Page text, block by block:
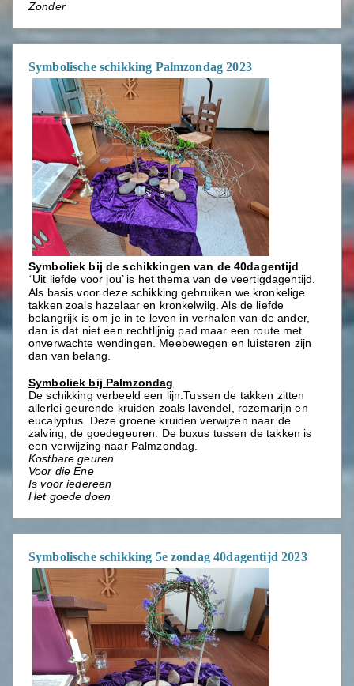
Zonder
Symbolische schikking Palmzondag 2023
Symboliek bij de schikkingen van de 40dagentijd
‘Uit liefde voor jou’ is het thema van de veertigdagentijd.
Als basis voor deze schikking gebruiken we kronkelige
takken zoals hazelaar en kronkelwilg. Als de liefde
belangrijk is om je in te leven in verhalen van de ander,
dan is dat niet een rechtlijnig pad maar een route met
onverwachte wendingen. Meebewegen en luisteren zijn
dan van belang.
Symboliek bij Palmzondag
De schikking verbeeld een lijn.Tussen de takken zitten
allerlei geurende kruiden zoals lavendel, rozemarijn en
eucalyptus. Deze groene kruiden verwijzen naar de
zalving, de goedegeuren. De buxus tussen de takken is
een verwijzing naar Palmzondag.
Kostbare geuren
Voor die Ene
Is voor iedereen
Het goede doen
Symbolische schikking 5e zondag 40dagentijd 2023